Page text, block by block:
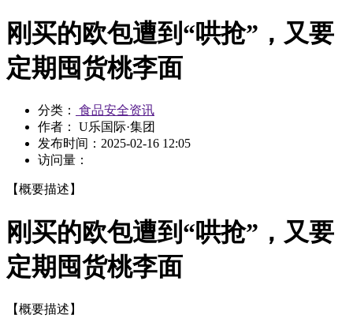
刚买的欧包遭到“哄抢”，又要
定期囤货桃李面
分类：
食品安全资讯
作者： U乐国际·集团
发布时间： 2025-02-16 12:05
访问量：
【概要描述】
刚买的欧包遭到“哄抢”，又要
定期囤货桃李面
【概要描述】